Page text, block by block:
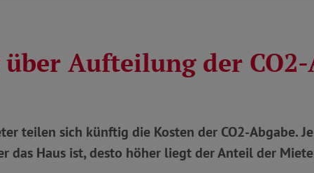
Aufteilung der CO2-
teilen sich künftig die Kosten der CO2-Abgabe. Je
das Haus ist, desto höher liegt der Anteil der